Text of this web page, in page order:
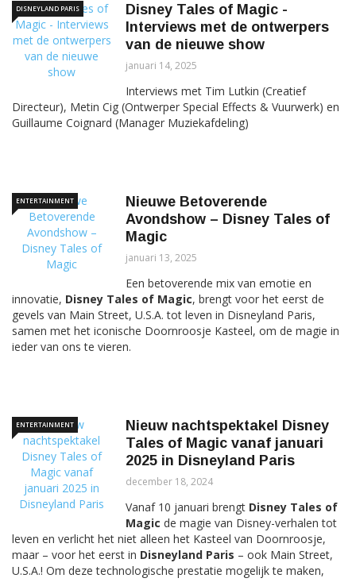
DISNEYLAND PARIS
Disney Tales of Magic -
Interviews met de ontwerpers
van de nieuwe show
januari 14, 2025
Interviews met Tim Lutkin (Creatief
Directeur), Metin Cig (Ontwerper Special Effects & Vuurwerk) en
Guillaume Coignard (Manager Muziekafdeling)
ENTERTAINMENT
Nieuwe Betoverende
Avondshow – Disney Tales of
Magic
januari 13, 2025
Een betoverende mix van emotie en
innovatie, Disney Tales of Magic, brengt voor het eerst de
gevels van Main Street, U.S.A. tot leven in Disneyland Paris,
samen met het iconische Doornroosje Kasteel, om de magie in
ieder van ons te vieren.
ENTERTAINMENT
Nieuw nachtspektakel Disney
Tales of Magic vanaf januari
2025 in Disneyland Paris
december 18, 2024
Vanaf 10 januari brengt Disney Tales of
Magic de magie van Disney-verhalen tot
leven en verlicht het niet alleen het Kasteel van Doornroosje,
maar – voor het eerst in Disneyland Paris – ook Main Street,
U.S.A.! Om deze technologische prestatie mogelijk te maken,